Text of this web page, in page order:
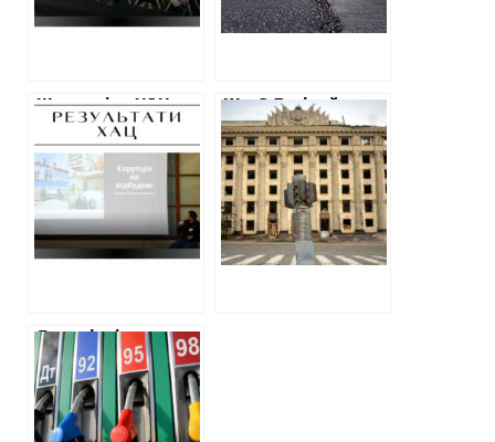
конференції
Журналіст ХАЦ
розкрив реакцію
обласної та
міської влади на
публікації Центру
Ще 2,5 мільйона
витратила
Харківська ОВА на
послуги з
просування, піару,
дизайну та
створення
контенту
Закупівлі палива
на Харківщині
навесні: аналітика
ХАЦ